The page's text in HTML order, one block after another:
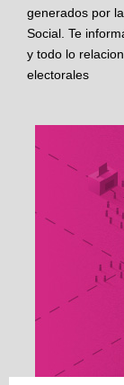
generados por
Social. Te
y todo lo
electorales